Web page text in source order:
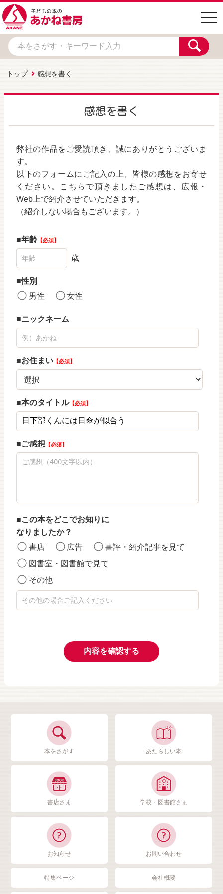
トップ 感想を書く
感想を書く
弊社の作品をご愛読頂き、誠にありがとうございま
す。
以下のフォームにご記入の上、皆様の感想をお寄せ
ください。こちらで頂きましたご感想は、広報・
Web上で紹介させていただきます。
（紹介しない場合もございます。）
年齢 必須
歳
性別
男性
女性
ニックネーム
お住まい 必須
本のタイトル 必須
ご感想 必須
この本をどこでお知りに
なりましたか？
書店
広告
書評・紹介記事を見て
図書室・図書館で見て
その他
内容を確認する
本をさがす あたらしい本
書店さま 学校・図書館さま
お知らせ お問い合わせ
特集ページ 会社概要